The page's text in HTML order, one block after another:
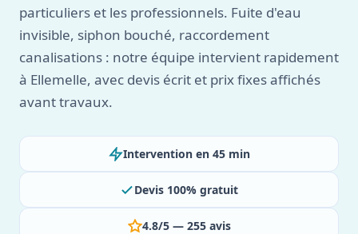
particuliers et les professionnels. Fuite d'eau
invisible, siphon bouché, raccordement
canalisations : notre équipe intervient rapidement
à Ellemelle, avec devis écrit et prix fixes affichés
avant travaux.
Intervention en 45 min
Devis 100% gratuit
4.8/5 — 255 avis